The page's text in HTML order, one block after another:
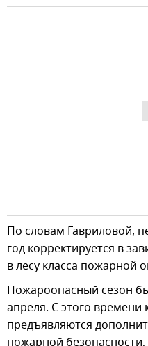
По словам Гавриловой,
год корректируется в
в лесу класса пожарной
Пожароопасный сезон
апреля. С этого
предъявляются
пожарной